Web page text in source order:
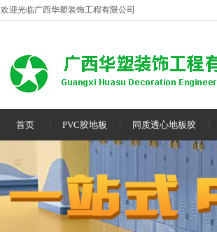
欢迎光临广西华塑装饰工程有限公司
首页 PVC胶地板 同质透心地板胶